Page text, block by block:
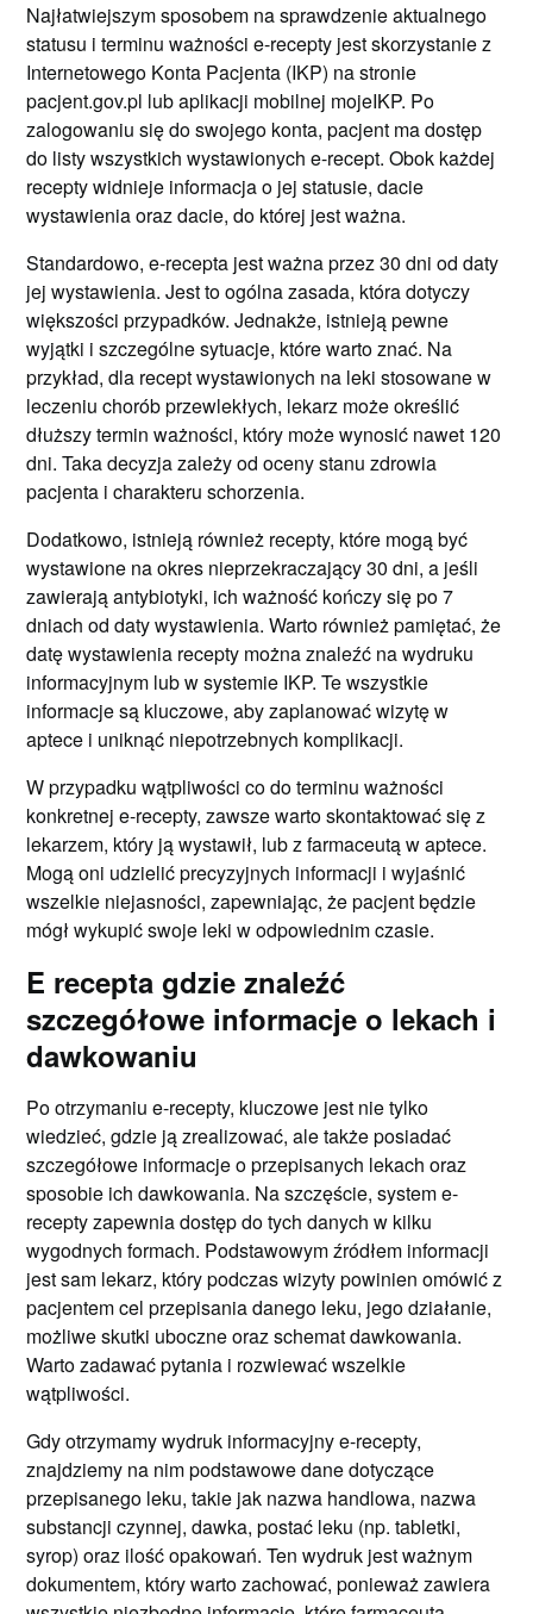
Najłatwiejszym sposobem na sprawdzenie aktualnego
statusu i terminu ważności e-recepty jest skorzystanie z
Internetowego Konta Pacjenta (IKP) na stronie
pacjent.gov.pl lub aplikacji mobilnej mojeIKP. Po
zalogowaniu się do swojego konta, pacjent ma dostęp
do listy wszystkich wystawionych e-recept. Obok każdej
recepty widnieje informacja o jej statusie, dacie
wystawienia oraz dacie, do której jest ważna.
Standardowo, e-recepta jest ważna przez 30 dni od daty
jej wystawienia. Jest to ogólna zasada, która dotyczy
większości przypadków. Jednakże, istnieją pewne
wyjątki i szczególne sytuacje, które warto znać. Na
przykład, dla recept wystawionych na leki stosowane w
leczeniu chorób przewlekłych, lekarz może określić
dłuższy termin ważności, który może wynosić nawet 120
dni. Taka decyzja zależy od oceny stanu zdrowia
pacjenta i charakteru schorzenia.
Dodatkowo, istnieją również recepty, które mogą być
wystawione na okres nieprzekraczający 30 dni, a jeśli
zawierają antybiotyki, ich ważność kończy się po 7
dniach od daty wystawienia. Warto również pamiętać, że
datę wystawienia recepty można znaleźć na wydruku
informacyjnym lub w systemie IKP. Te wszystkie
informacje są kluczowe, aby zaplanować wizytę w
aptece i uniknąć niepotrzebnych komplikacji.
W przypadku wątpliwości co do terminu ważności
konkretnej e-recepty, zawsze warto skontaktować się z
lekarzem, który ją wystawił, lub z farmaceutą w aptece.
Mogą oni udzielić precyzyjnych informacji i wyjaśnić
wszelkie niejasności, zapewniając, że pacjent będzie
mógł wykupić swoje leki w odpowiednim czasie.
E recepta gdzie znaleźć
szczegółowe informacje o lekach i
dawkowaniu
Po otrzymaniu e-recepty, kluczowe jest nie tylko
wiedzieć, gdzie ją zrealizować, ale także posiadać
szczegółowe informacje o przepisanych lekach oraz
sposobie ich dawkowania. Na szczęście, system e-
recepty zapewnia dostęp do tych danych w kilku
wygodnych formach. Podstawowym źródłem informacji
jest sam lekarz, który podczas wizyty powinien omówić z
pacjentem cel przepisania danego leku, jego działanie,
możliwe skutki uboczne oraz schemat dawkowania.
Warto zadawać pytania i rozwiewać wszelkie
wątpliwości.
Gdy otrzymamy wydruk informacyjny e-recepty,
znajdziemy na nim podstawowe dane dotyczące
przepisanego leku, takie jak nazwa handlowa, nazwa
substancji czynnej, dawka, postać leku (np. tabletki,
syrop) oraz ilość opakowań. Ten wydruk jest ważnym
dokumentem, który warto zachować, ponieważ zawiera